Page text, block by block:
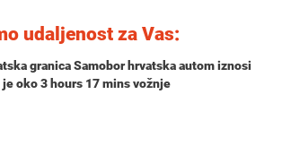
udaljenost za Vas:
granica Samobor hrvatska autom iznosi
je oko3 hours 17 minsvožnje